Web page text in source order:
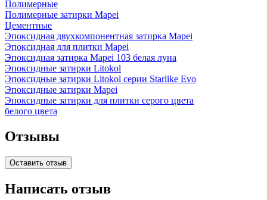
Полимерные
Полимерные затирки Mapei
Цементные
Эпоксидная двухкомпонентная затирка Mapei
Эпоксидная для плитки Mapei
Эпоксидная затирка Mapei 103 белая луна
Эпоксидные затирки Litokol
Эпоксидные затирки Litokol серии Starlike Evo
Эпоксидные затирки Mapei
Эпоксидные затирки для плитки серого цвета
белого цвета
Отзывы
Оставить отзыв
Написать отзыв